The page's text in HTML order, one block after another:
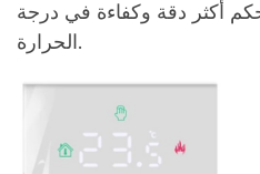
أكثر دقة وكفاءة في درجة